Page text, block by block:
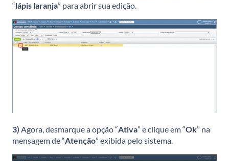
“lápis laranja” para abrir sua edição.
3) Agora, desmarque a opção “Ativa” e clique em “Ok” na
mensagem de “Atenção” exibida pelo sistema.